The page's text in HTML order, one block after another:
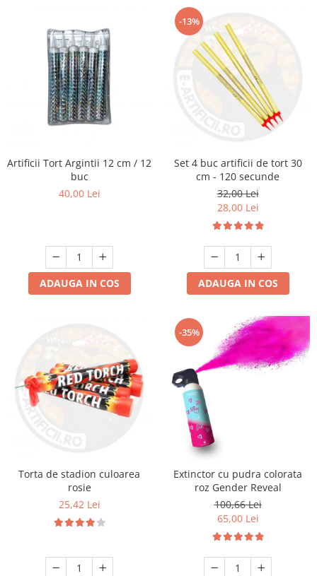
Artificii Tort Argintii 12 cm / 12
buc
40,00 Lei
ADAUGA IN COS
-13%
Set 4 buc artificii de tort 30
cm - 120 secunde
32,00 Lei
28,00 Lei
ADAUGA IN COS
Torta de stadion culoarea
rosie
25,42 Lei
-35%
Extinctor cu pudra colorata
roz Gender Reveal
100,66 Lei
65,00 Lei